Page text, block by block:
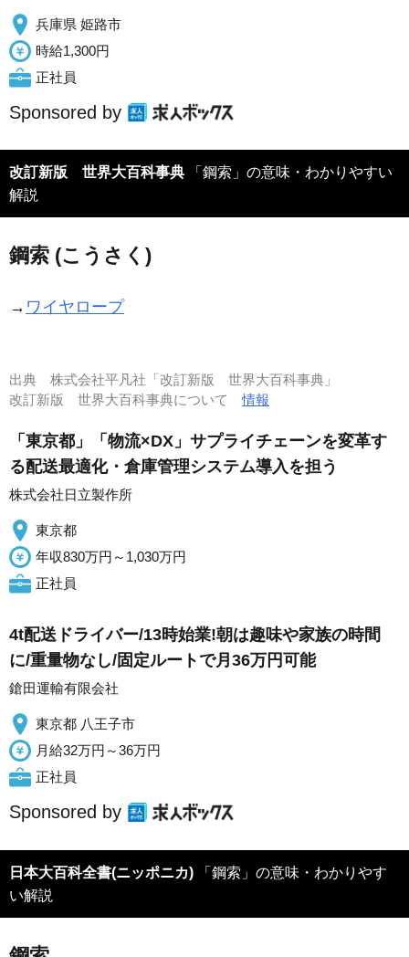
兵庫県 姫路市
時給1,300円
正社員
Sponsored by
改訂新版 世界大百科事典 「鋼索」の意味・わかりやすい
解説
鋼索 (こうさく)
→ ワイヤロープ
出典 株式会社平凡社「改訂新版 世界大百科事典」
改訂新版 世界大百科事典について情報
「東京都」「物流×DX」サプライチェーンを変革す
る配送最適化・倉庫管理システム導入を担う
株式会社日立製作所
東京都
年収830万円～1,030万円
正社員
4t配送ドライバー/13時始業!朝は趣味や家族の時間
に/重量物なし/固定ルートで月36万円可能
鎗田運輸有限会社
東京都 八王子市
月給32万円～36万円
正社員
Sponsored by
日本大百科全書(ニッポニカ) 「鋼索」の意味・わかりやす
い解説